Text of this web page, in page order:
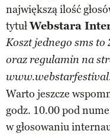
największą ilość
tytułWebstara
Koszt jednego sms to
oraz regulamin na
Warto jeszcze
godz. 10.00 pod
w głosowaniu